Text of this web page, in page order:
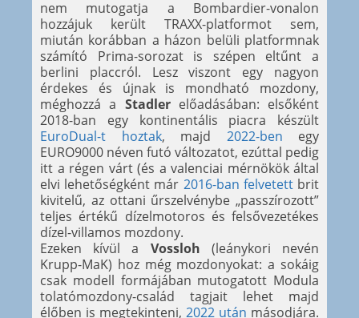
nem mutogatja a Bombardier-vonalon
hozzájuk került TRAXX-platformot sem,
miután korábban a házon belüli platformnak
számító Prima-sorozat is szépen eltűnt a
berlini placcról. Lesz viszont egy nagyon
érdekes és újnak is mondható mozdony,
méghozzá a Stadlerelőadásában: elsőként
2018-ban egy kontinentális piacra készült
EuroDual-t hoztak, majd 2022-ben egy
EURO9000 néven futó változatot, ezúttal pedig
itt a régen várt (és a valenciai mérnökök által
elvi lehetőségként már 2016-ban felvetettbrit
kivitelű, az ottani űrszelvénybe „passzírozott”
teljes értékű dízelmotoros és felsővezetékes
dízel-villamos mozdony.
Ezeken kívül a Vossloh (leánykori nevén
Krupp-MaK) hoz még mozdonyokat: a sokáig
csak modell formájában mutogatott Modula
tolatómozdony-család tagjait lehet majd
élőben is megtekinteni, 2022 után másodjára.